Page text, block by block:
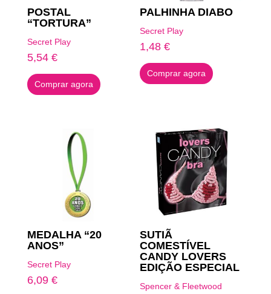
POSTAL
“TORTURA”
Secret Play
5,54 €
Comprar agora
PALHINHA DIABO
Secret Play
1,48€
Comprar agora
MEDALHA “20
ANOS”
Secret Play
6,09 €
SUTIÃ
COMESTÍVEL
CANDY LOVERS
EDIÇÃO ESPECIAL
Spencer & Fleetwood